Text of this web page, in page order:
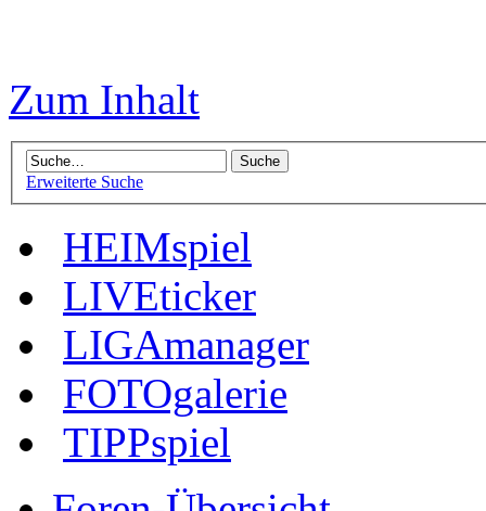
Zum Inhalt
Erweiterte Suche
HEIMspiel
LIVEticker
LIGAmanager
FOTOgalerie
TIPPspiel